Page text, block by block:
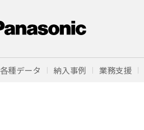
各種データ 納入事例 業務支援